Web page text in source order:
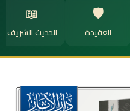
🛡️
العقيدة
📖
الحديث الشريف